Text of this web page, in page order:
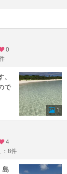
0
で
1
4
：8件
島